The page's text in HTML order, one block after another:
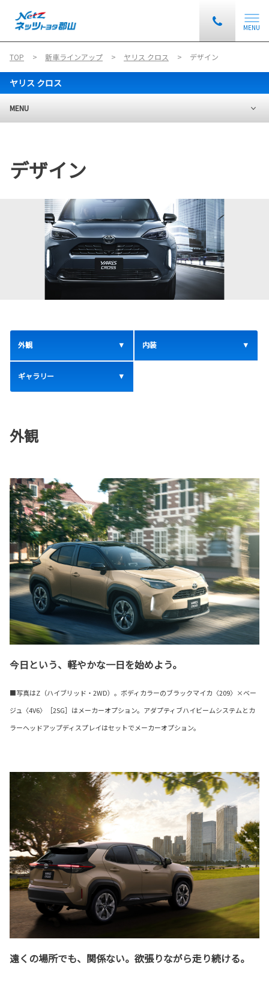
MENU
TOP 新車ラインアップ ヤリス クロス デザイン
ヤリス クロス
MENU
デザイン
外観 内装
ギャラリー
外観
今日という、軽やかな一日を始めよう。
■写真はZ（ハイブリッド・2WD）。ボディカラーのブラックマイカ〈209〉×ベー
ジュ〈4V6〉［2SG］はメーカーオプション。アダプティブハイビームシステムとカ
ラーヘッドアップディスプレイはセットでメーカーオプション。
遠くの場所でも、関係ない。欲張りながら走り続ける。